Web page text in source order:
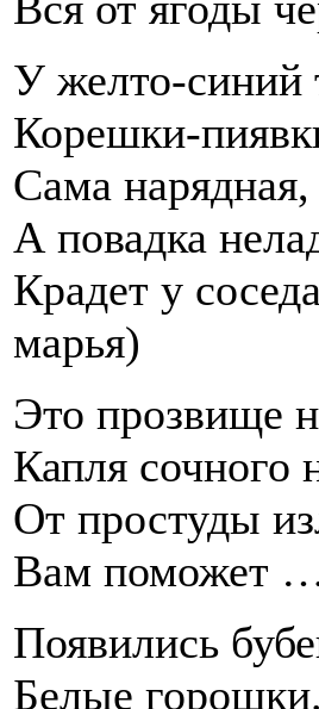
У желто-синий
Корешки-
Сама нарядная,
А повадка
Крадет у
марья)
Это прозвище
Капля сочного
От простуды
Вам поможет
Появились
Белые горошки.